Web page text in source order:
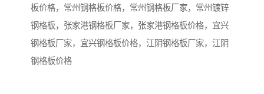
板价格，常州钢格板价格，常州钢格板厂家，常州镀锌
钢格板，张家港钢格板厂家，张家港钢格板价格，宜兴
钢格板厂家，宜兴钢格板价格，江阴钢格板厂家，江阴
钢格板价格